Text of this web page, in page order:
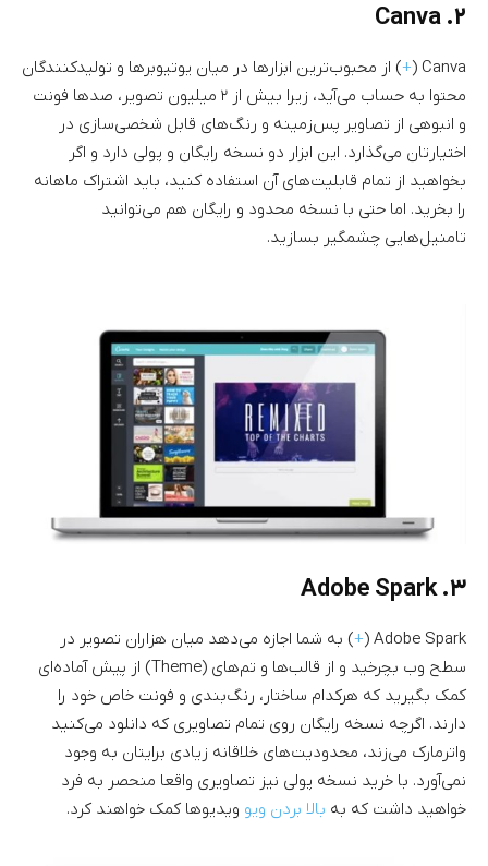
۲. Canva
Canva (
+) از محبوب‌ترین ابزارها در میان یوتیوبرها و تولیدکنندگان
محتوا به حساب می‌آید، زیرا بیش از ۲ میلیون تصویر، صدها فونت
و انبوهی از تصاویر پس‌زمینه و رنگ‌های قابل شخصی‌سازی در
اختیارتان می‌گذارد. این ابزار دو نسخه رایگان و پولی دارد و اگر
بخواهید از تمام قابلیت‌های آن استفاده کنید، باید اشتراک ماهانه
را بخرید. اما حتی با نسخه محدود و رایگان هم می‌توانید
تامنیل‌هایی چشمگیر بسازید.
۳. Adobe Spark
Adobe Spark (
+) به شما اجازه می‌دهد میان هزاران تصویر در
سطح وب بچرخید و از قالب‌ها و تم‌های (Theme) از پیش آماده‌ای
کمک بگیرید که هرکدام ساختار، رنگ‌بندی و فونت خاص خود را
دارند. اگرچه نسخه رایگان روی تمام تصاویری که دانلود می‌کنید
واترمارک می‌زند، محدودیت‌های خلاقانه زیادی برایتان به وجود
نمی‌آورد. با خرید نسخه پولی نیز تصاویری واقعا منحصر به فرد
خواهید داشت که به بالا بردن ویو ویدیوها کمک خواهند کرد.